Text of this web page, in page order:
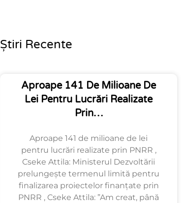
Știri Recente
Aproape 141 De Milioane De
Lei Pentru Lucrări Realizate
Prin…
Aproape 141 de milioane de lei
pentru lucrări realizate prin PNRR ,
Cseke Attila: Ministerul Dezvoltării
prelungește termenul limită pentru
finalizarea proiectelor finanțate prin
PNRR , Cseke Attila: ”Am creat, până